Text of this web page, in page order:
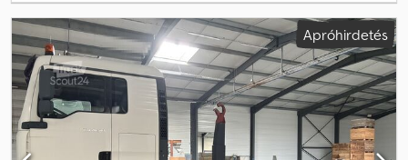
Apróhirdetés